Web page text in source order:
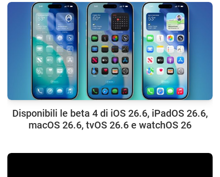
Disponibili le beta 4 di iOS 26.6, iPadOS 26.6,
macOS 26.6, tvOS 26.6 e watchOS 26